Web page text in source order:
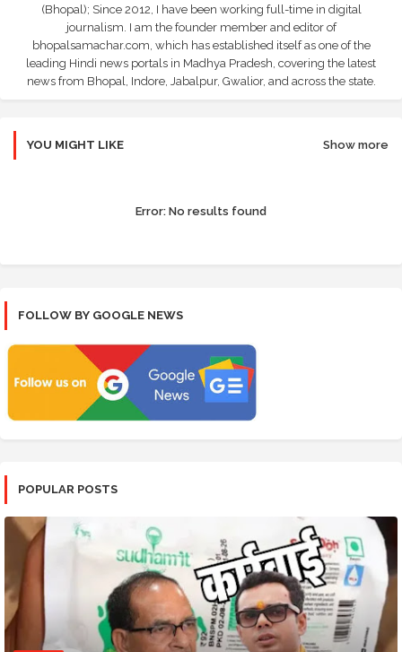
(Bhopal); Since 2012, I have been working full-time in digital
journalism. I am the founder member and editor of
bhopalsamachar.com, which has established itself as one of the
leading Hindi news portals in Madhya Pradesh, covering the latest
news from Bhopal, Indore, Jabalpur, Gwalior, and across the state.
YOU MIGHT LIKE Show more
Error: No results found
FOLLOW BY GOOGLE NEWS
POPULAR POSTS